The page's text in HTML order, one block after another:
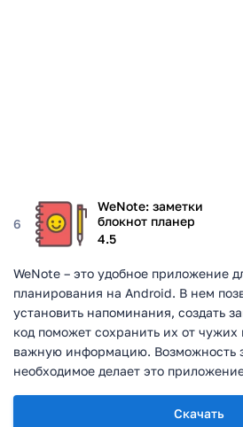
6
WeNote: заметки
блокнот планер
4.5
Скачать
WeNote – это удобное приложение
планирования на Android. В нем
установить напоминания, создать
код поможет сохранить их от чужих
важную информацию. Возможность
необходимое делает это